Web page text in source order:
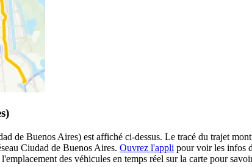
de Buenos Aires) est affiché ci-dessus. Le tracé du trajet
Ciudad de Buenos Aires. Ouvrez l'appli pour voir les infos
des véhicules en temps réel sur la carte pour